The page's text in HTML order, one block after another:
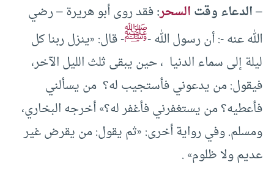
–الدعاء وقتالسحر:فقد روى أبو هريرة – رضي
الله عنه -: أن رسول الله -ﷺ- قال: «ينزل ربنا كل
ليلة إلى سماء الدنيا ، حين يبقى ثلث الليل الآخر،
فيقول: من يدعوني فأستجيب له؟ من يسألني
فأعطيه؟ من يستغفرني فأغفر له؟» أخرجه البخاري،
ومسلم. وفي رواية أخرى: «ثم يقول: من يقرض غير
عديم ولا ظلوم» .